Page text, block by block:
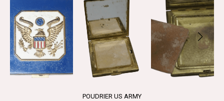
POUDRIER US ARMY